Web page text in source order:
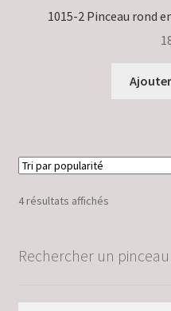
1015-2 Pinceau rond
4 résultats affichésTrié
Rechercher un